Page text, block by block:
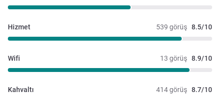
539 görüş 8.5/10
Hizmet
13 görüş 8.9/10
Wifi
414 görüş 8.7/10
Kahvaltı